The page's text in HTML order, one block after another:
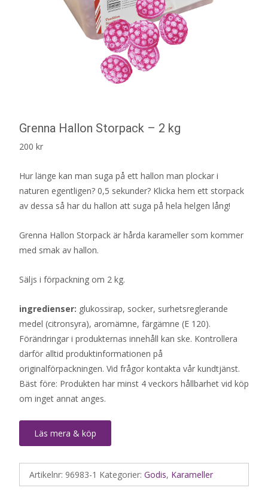
Grenna Hallon Storpack – 2 kg
200 kr
Hur länge kan man suga på ett hallon man plockar i
naturen egentligen? 0,5 sekunder? Klicka hem ett storpack
av dessa så har du hallon att suga på hela helgen lång!
Grenna Hallon Storpack är hårda karameller som kommer
med smak av hallon.
Säljs i förpackning om 2 kg.
ingredienser: glukossirap, socker, surhetsreglerande
medel (citronsyra), aromämne, färgämne (E 120).
Förändringar i produkternas innehåll kan ske. Kontrollera
därför alltid produktinformationen på
originalförpackningen. Vid frågor kontakta vår kundtjänst.
Bäst före: Produkten har minst 4 veckors hållbarhet vid köp
om inget annat anges.
Läs mera & köp
Artikelnr: 96983-1 Kategorier: Godis, Karameller